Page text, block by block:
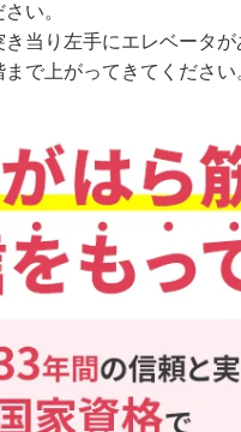
さい。
き当り左手にエレベータ
まで上がってきてください